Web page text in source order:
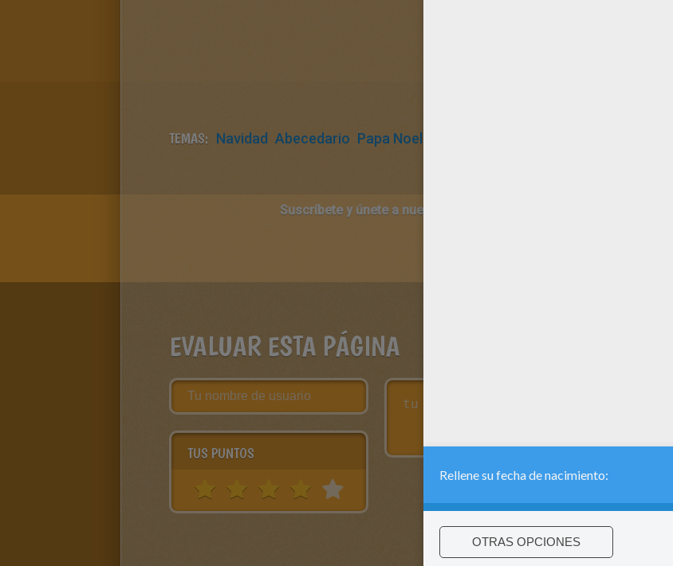
TEMAS: Navidad Abecedario Papa Noel
Suscríbete y únete a nuestro canal de vídeos para niños en Youtube:
EVALUAR ESTA PÁGINA
TUS PUNTOS